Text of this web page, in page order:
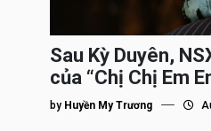
Sau Kỳ Duyên,
của “Chị Chị Em
by Huyền My Trương